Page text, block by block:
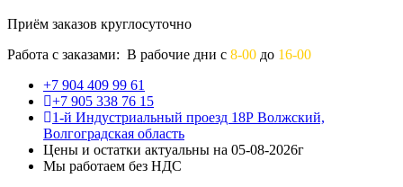
Приём заказов круглосуточно
Работа с заказами: В рабочие дни с 8-00 до 16-00
+7 904 409 99 61
+7 905 338 76 15
1-й Индустриальный проезд 18Р Волжский,
Волгоградская область
Цены и остатки актуальны на 05-08-2026г
Мы работаем без НДС